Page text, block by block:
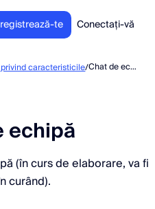
te Conectați-vă
caracteristicile/ Chat de echipă
echipă
(în curs de elaborare, va fi
curând).